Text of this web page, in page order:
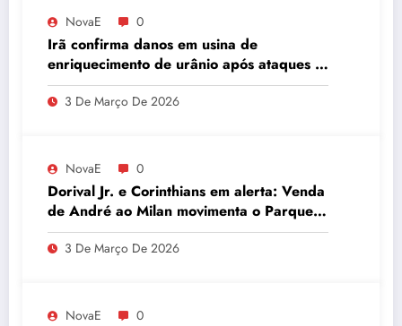
NovaE 0
Irã confirma danos em usina de
enriquecimento de urânio após ataques e
embaixador evita detalhes sobre
quantidade de urânio enriquecido
3 De Março De 2026
NovaE 0
Dorival Jr. e Corinthians em alerta: Venda
de André ao Milan movimenta o Parque
São Jorge
3 De Março De 2026
NovaE 0